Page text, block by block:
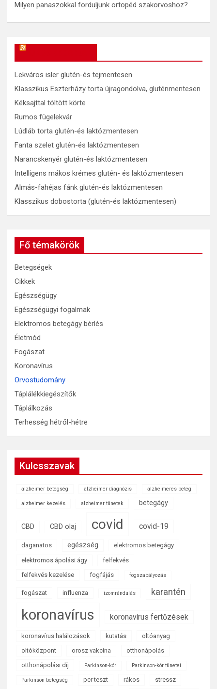
Milyen panaszokkal forduljunk ortopéd szakorvoshoz?
Lekváros isler glutén-és tejmentesen
Klasszikus Eszterházy torta újragondolva, gluténmentesen
Kéksajttal töltött körte
Rumos fügelekvár
Lúdláb torta glutén-és laktózmentesen
Fanta szelet glutén-és laktózmentesen
Narancskenyér glutén-és laktózmentesen
Intelligens mákos krémes glutén- és laktózmentesen
Almás-fahéjas fánk glutén-és laktózmentesen
Klasszikus dobostorta (glutén-és laktózmentesen)
Fő témakörök
Betegségek
Cikkek
Egészségügy
Egészségügyi fogalmak
Elektromos betegágy bérlés
Életmód
Fogászat
Koronavírus
Orvostudomány
Táplálékkiegészítők
Táplálkozás
Terhesség hétről-hétre
Kulcsszavak
alzheimer betegség alzheimer diagnózis alzheimeres beteg
alzheimer kezelés alzheimer tünetek betegágy
CBD CBD olaj covid covid-19
daganatos egészség elektromos betegágy
elektromos ápolási ágy
felfekvés
felfekvés kezelése
fogfájás fogszabályozás
fogászat influenza izomrándulás karantén
koronavírus koronavírus fertőzések
koronavírus halálozások kutatás
oltóanyag
oltóközpont
orosz vakcina
otthonápolás
otthonápolási díj
Parkinson-kór Parkinson-kór tünetei
Parkinson betegség pcr teszt rákos stressz